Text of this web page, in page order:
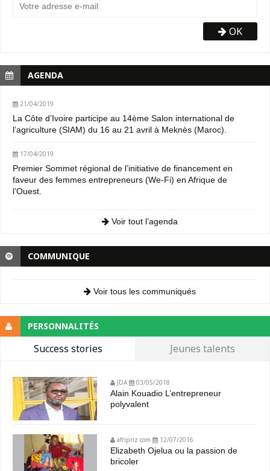
OK
AGENDA
21/04/2019
La Côte d’Ivoire participe au 14ème Salon international de
l’agriculture (SIAM) du 16 au 21 avril à Meknès (Maroc).
17/04/2019
Premier Sommet régional de l’initiative de financement en
faveur des femmes entrepreneurs (We-Fi) en Afrique de
l’Ouest.
Voir tout l’agenda
COMMUNIQUE
Voir tous les communiqués
PERSONNALITÉS
Success stories Jeunes talents
JDA 03/05/2018
Alain Kouadio L’entrepreneur
polyvalent
afripriz.com 12/07/2016
Elizabeth Ojelua ou la passion de
bricoler